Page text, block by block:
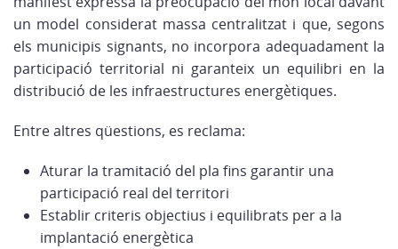
un model considerat massa centralitzat i que, segons
els municipis signants, no incorpora adequadament la
participació territorial ni garanteix un equilibri en la
distribució de les infraestructures energètiques.
Entre altres qüestions, es reclama:
Aturar la tramitació del pla fins garantir una
participació real del territori
Establir criteris objectius i equilibrats per a la
implantació energètica